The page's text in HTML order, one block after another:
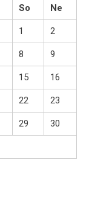
So Ne
1 2
8 9
15 16
22 23
29 30